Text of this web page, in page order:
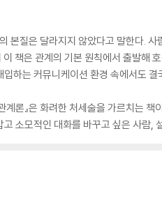
본질은 달라지지 않았다고 말한다.
이 책은 관계의 기본 원칙에서 출발해
입하는 커뮤니케이션 환경 속에서도
계론』은 화려한 처세술을 가르치는
고 소모적인 대화를 바꾸고 싶은 사람,